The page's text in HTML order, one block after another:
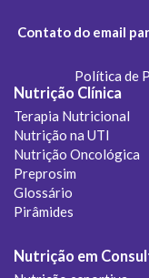
Contato do email
Política de
Nutrição Clínica
Terapia Nutricional
Nutrição na UTI
Nutrição Oncológica
Preprosim
Glossário
Pirâmides
Nutrição em